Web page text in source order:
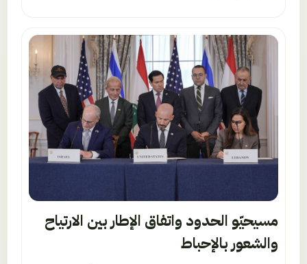
مسيحيّو الحدود واتفاق الإطار بين الارتياح
والشعور بالإحباط